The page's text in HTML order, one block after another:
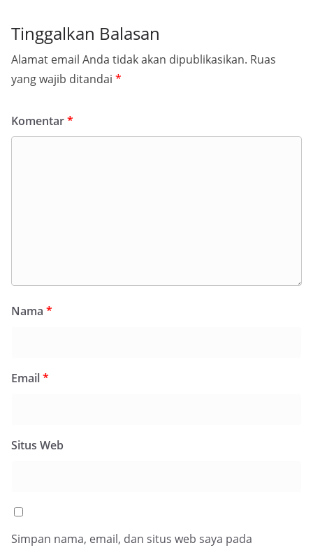
Tinggalkan Balasan
Alamat email Anda tidak akan dipublikasikan. Ruas
yang wajib ditandai *
Komentar*
Nama *
Email*
Situs Web
Simpan nama, email, dan situs web saya pada